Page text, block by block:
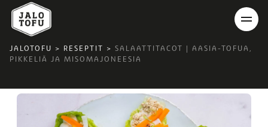
JALOTOFU > RESEPTIT > SALAATTITACOT | AASIA-TOFUA,
PIKKELIÄ JA MISOMAJONEESIA